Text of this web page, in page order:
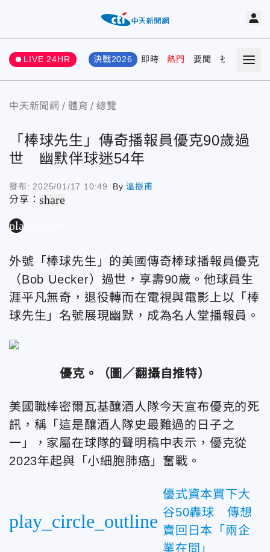
LIVE 24HR 決戰2026 即時 熱門 要聞 社會 娛樂
中天新聞網 體育 總覽
「棒球先生」傳奇播報員優克90歲過
世 幽默伴球迷54年
發布: 2025/01/17 10:49 By溫振甫
分享：share
play_arrow
外號「棒球先生」的美國傳奇棒球播報員優克
（Bob Uecker）過世，享壽90歲。他球員生
涯平凡無奇，退役轉而在電視與電影上以「棒
球先生」名號展現幽默，成為名人堂播報員。
優克。（圖／翻攝自推特）
美國職棒密爾瓦基釀酒人隊今天宣布優克的死
訊，稱「這是釀酒人隊史最難過的日子之
一」，家屬在球隊的聲明稿中表示，優克從
2023年起與「小細胞肺癌」奮戰。
play_circle_outline
優式資本買下大
谷50轟球 傳想
賣回日本「兩企
業在問」